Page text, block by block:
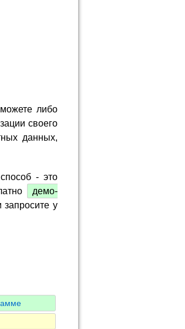
либо
своего
данных,
- это
демо-
запросите у